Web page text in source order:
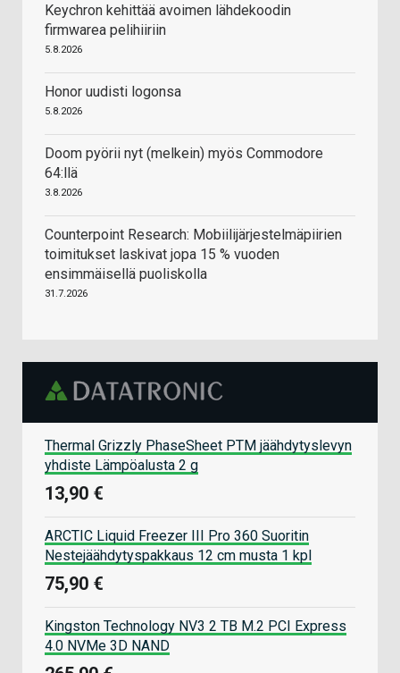
Keychron kehittää avoimen lähdekoodin
firmwarea pelihiiriin
5.8.2026
Honor uudisti logonsa
5.8.2026
Doom pyörii nyt (melkein) myös Commodore
64:llä
3.8.2026
Counterpoint Research: Mobiilijärjestelmäpiirien
toimitukset laskivat jopa 15 % vuoden
ensimmäisellä puoliskolla
31.7.2026
Thermal Grizzly PhaseSheet PTM jäähdytyslevyn
yhdiste Lämpöalusta 2 g
13,90 €
ARCTIC Liquid Freezer III Pro 360 Suoritin
Nestejäähdytyspakkaus 12 cm musta 1 kpl
75,90 €
Kingston Technology NV3 2 TB M.2 PCI Express
4.0 NVMe 3D NAND